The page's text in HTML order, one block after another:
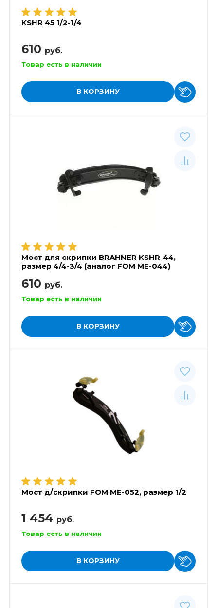
KSHR 45 1/2-1/4
610 руб.
Товар есть в наличии
В КОРЗИНУ
Мост для скрипки BRAHNER KSHR-44,
размер 4/4-3/4 (аналог FOM ME-044)
610 руб.
Товар есть в наличии
В КОРЗИНУ
Мост д/скрипки FOM ME-052, размер 1/2
1 454 руб.
Товар есть в наличии
В КОРЗИНУ